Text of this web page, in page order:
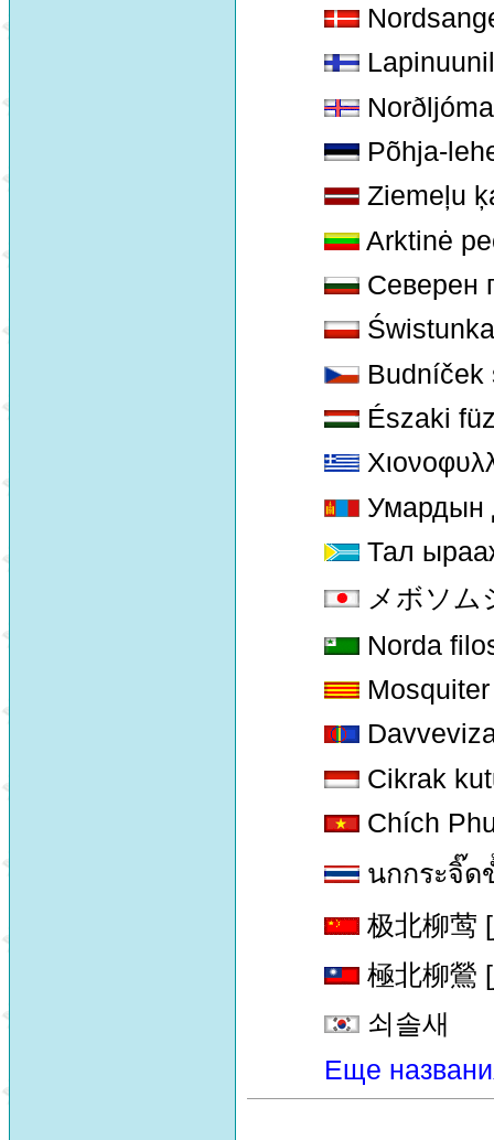
Põhja-
Ziemeļu
Arktinė
Северен
Budníček
Északi
Умардын
Тал
メボソム
Norda
Cikrak
Chích
นกกระจิ๊ด
极北柳莺
極北柳鶯
쇠솔새
Еще